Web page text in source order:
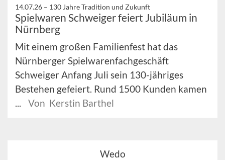
14.07.26 – 130 Jahre Tradition und Zukunft
Spielwaren Schweiger feiert Jubiläum in
Nürnberg
Mit einem großen Familienfest hat das
Nürnberger Spielwarenfachgeschäft
Schweiger Anfang Juli sein 130-jähriges
Bestehen gefeiert. Rund 1500 Kunden kamen
...
Von Kerstin Barthel
Wedo